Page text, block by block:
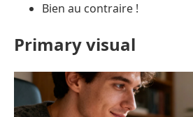
Bien au contraire !
Primary visual